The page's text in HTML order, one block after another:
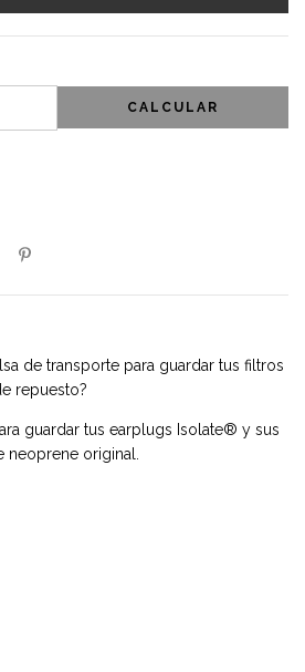
CALCULAR
de transporte para guardar tus filtros
repuesto?
guardar tus earplugs Isolate® y sus
neoprene original.